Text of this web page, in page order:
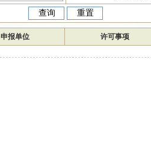
申报单位 许可事项